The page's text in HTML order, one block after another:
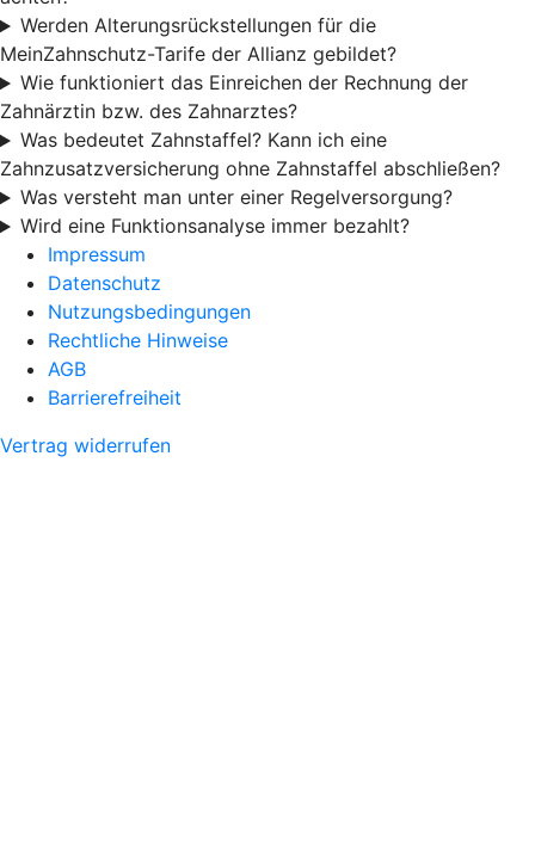
Werden Alterungsrückstellungen für die
MeinZahnschutz-Tarife der Allianz gebildet?
Wie funktioniert das Einreichen der Rechnung der
Zahnärztin bzw. des Zahnarztes?
Was bedeutet Zahnstaffel? Kann ich eine
Zahnzusatzversicherung ohne Zahnstaffel abschließen?
Was versteht man unter einer Regelversorgung?
Wird eine Funktionsanalyse immer bezahlt?
Impressum
Datenschutz
Nutzungsbedingungen
Rechtliche Hinweise
AGB
Barrierefreiheit
Vertrag widerrufen